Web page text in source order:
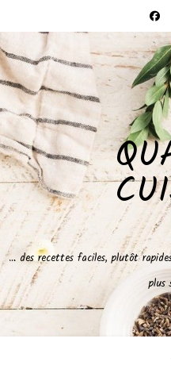
… des recettes faciles, plutôt
plus